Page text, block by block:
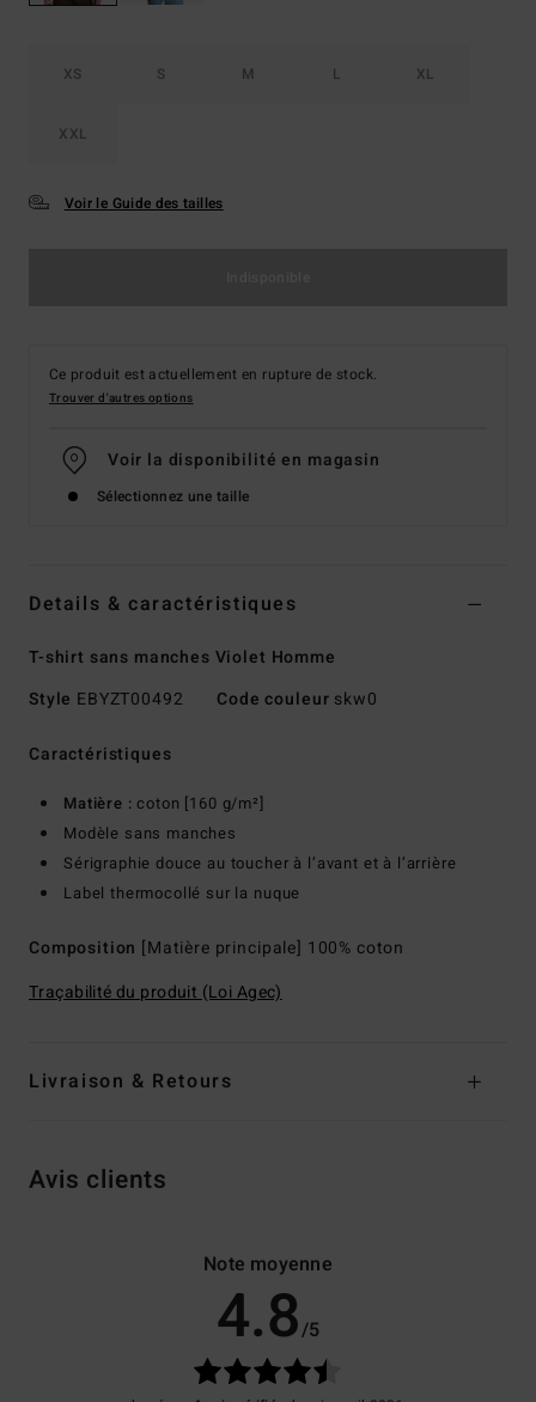
XS S M L XL
XXL
Voir le Guide des tailles
Ce produit est actuellement en rupture de stock.
Trouver d'autres options
Voir la disponibilité en magasin
Sélectionnez une taille
Details & caractéristiques
T-shirt sans manches Violet Homme
Style EBYZT00492 Code couleur skw0
Caractéristiques
Matière :coton [160 g/m²]
Modèle sans manches
Sérigraphie douce au toucher à l’avant et à l’arrière
Label thermocollé sur la nuque
Composition [Matière principale] 100% coton
Traçabilité du produit (Loi Agec)
Livraison & Retours
Avis clients
Note moyenne
4.8/5